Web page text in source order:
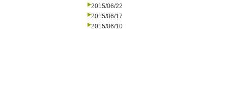
2015/06/22
2015/06/17
2015/06/10